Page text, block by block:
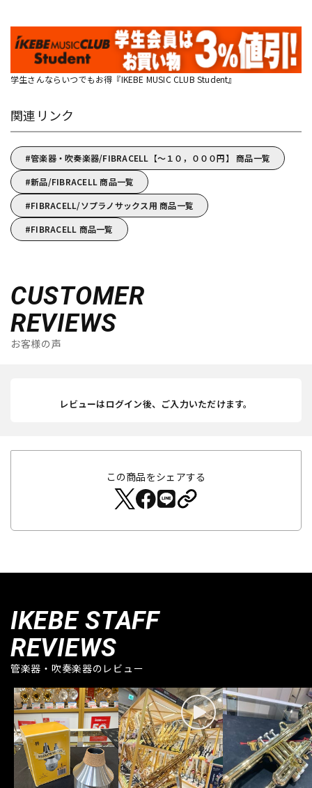
学生さんならいつでもお得『IKEBE MUSIC CLUB Student』
関連リンク
管楽器・吹奏楽器/FIBRACELL【～１０，０００円】 商品一覧
新品/FIBRACELL 商品一覧
FIBRACELL/ソプラノサックス用 商品一覧
FIBRACELL 商品一覧
CUSTOMER
REVIEWS
お客様の声
レビューはログイン後、ご入力いただけます。
この商品をシェアする
IKEBE STAFF
REVIEWS
管楽器・吹奏楽器のレビュー